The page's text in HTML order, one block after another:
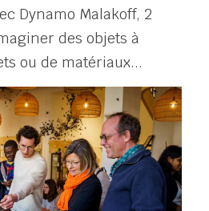
Dynamo Malakoff, 2
des objets à
ou de matériaux...